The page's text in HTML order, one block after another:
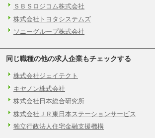
ＳＢＳロジコム株式会社
株式会社トヨタシステムズ
ソニーグループ株式会社
同じ職種の他の求人企業もチェックする
株式会社ジェイテクト
キヤノン株式会社
株式会社日本総合研究所
株式会社ＪＲ東日本ステーションサービス
独立行政法人住宅金融支援機構